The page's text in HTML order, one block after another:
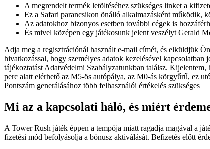
A megrendelt termék letöltéséhez szükséges linket a
Ez a Safari parancsikon önálló alkalmazásként működik,
Az adatokhoz bizonyos esetben további cégek is
És mivel középen egy játékosunk jelent veszélyt Gerald
Adja meg a regisztrációnál használt e-mail címét, és elküldjük
hivatkozással, hogy személyes adatok kezelésével
tájékoztatást Adatvédelmi Szabályzatunkban találsz.
perc alatt elérhető az M5-ös autópálya, az M0-ás körgyűrű, ez
Pontszám generálásához több felhasználói értékelés szükséges
Mi az a kapcsolati háló, és miért
A Tower Rush játék éppen a tempója miatt ragadja magával a
fizetési mód befolyásolja a bónusz aktiválását. Befizetés előtt